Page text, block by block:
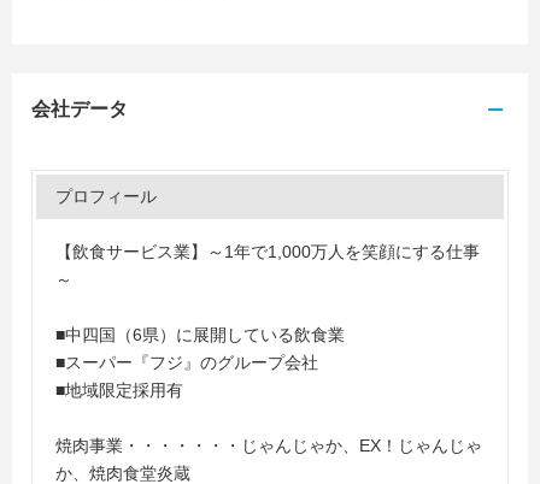
会社データ
プロフィール
【飲食サービス業】～1年で1,000万人を笑顔にする仕事
～
■中四国（6県）に展開している飲食業
■スーパー『フジ』のグループ会社
■地域限定採用有
焼肉事業・・・・・・・じゃんじゃか、EX！じゃんじゃ
か、焼肉食堂炎蔵